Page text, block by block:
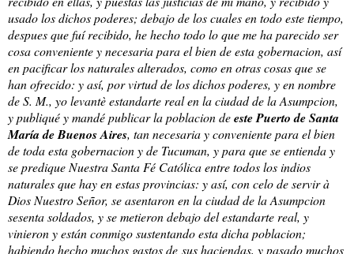
usado los dichos poderes; debajo de los cuales en todo este tiempo,
despues que fuí recibido, he hecho todo lo que me ha parecido ser
cosa conveniente y necesaria para el bien de esta gobernacion, así
en pacificar los naturales alterados, como en otras cosas que se
han ofrecido: y así, por virtud de los dichos poderes, y en nombre
de S. M., yo levantè estandarte real en la ciudad de la Asumpcion,
y publiqué y mandé publicar la poblacion deeste Puerto de Santa
María de Buenos Aires, tan necesaria y conveniente para el bien
de toda esta gobernacion y de Tucuman, y para que se entienda y
se predique Nuestra Santa Fé Católica entre todos los indios
naturales que hay en estas provincias: y así, con celo de servir à
Dios Nuestro Señor, se asentaron en la ciudad de la Asumpcion
sesenta soldados, y se metieron debajo del estandarte real, y
vinieron y están conmigo sustentando esta dicha poblacion;
habiendo hecho muchos gastos de sus haciendas, y pasado muchos